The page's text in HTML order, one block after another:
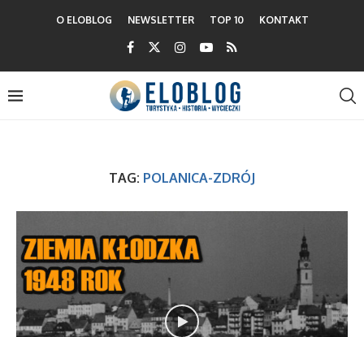
O ELOBLOG NEWSLETTER TOP 10 KONTAKT
TAG: POLANICA-ZDRÓJ